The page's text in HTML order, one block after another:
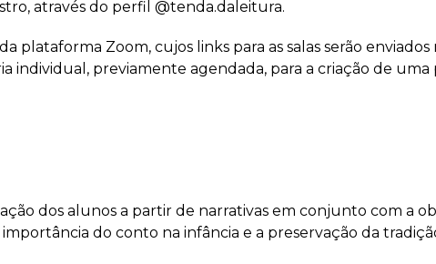
através do perfil @tenda.daleitura.
Zoom, cujos links para as salas serão enviados
individual, previamente agendada, para a criação de
dos alunos a partir de narrativas em conjunto com a
do conto na infância e a preservação da